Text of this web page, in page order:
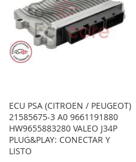
ECU PSA (CITROEN / PEUGEOT)
21585675-3 A0 9661191880
HW9655883280 VALEO J34P
PLUG&PLAY: CONECTAR Y
LISTO